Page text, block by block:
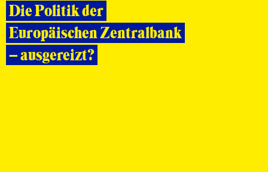
Die Politik der
Europäischen Zentralbank
– ausgereizt?